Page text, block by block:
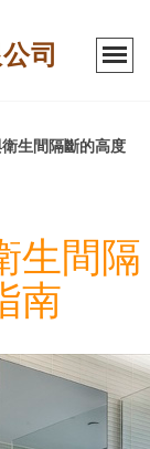
司
生間隔斷的高度
生間隔
南